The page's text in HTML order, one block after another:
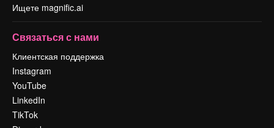
Ищете magnific.ai
Связаться с нами
Клиентская поддержка
Instagram
YouTube
LinkedIn
TikTok